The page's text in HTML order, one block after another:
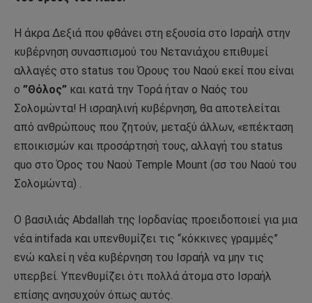
Η άκρα Δεξιά που φθάνει στη εξουσία στο Ισραήλ στην
κυβέρνηση συνασπισμού του Νετανιάχου επιθυμεί
αλλαγές στο status του Όρους του Ναού εκεί που είναι
ο ”Θόλος” και κατά την Τορά ήταν ο Ναός του
Σολομώντα! Η ισραηλινή κυβέρνηση, θα αποτελείται
από ανθρώπους που ζητούν, μεταξύ άλλων, «επέκταση
εποικισμών και προσάρτησή τους, αλλαγή του status
quo στο Όρος του Ναού Temple Mount (σσ του Ναού του
Σολομώντα) .
Ο βασιλιάς Abdallah της Ιορδανίας προειδοποιεί για μια
νέα intifada και υπενθυμίζει τις “κόκκινες γραμμές”
ενώ καλεί η νέα κυβέρνηση του Ισραήλ να μην τις
υπερβεί. Υπενθυμίζει ότι πολλά άτομα στο Ισραήλ
επίσης ανησυχούν όπως αυτός.